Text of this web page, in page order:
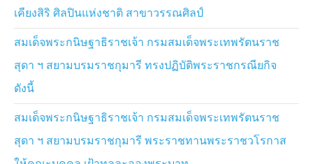
สนองงานเจ้าอาวาสในการพัฒนาวัดมาโดยลำดับ จนได้รับ
ความไว้วางใจให้ปฏิบัติหน้าที่ในตำแหน่งต่าง ๆ เช่น ผู้ช่วย
เจ้าอาวาสวัดทองนพคุณ เจ้าอาวาสวัดทองนพคุณ และเป็น
เจ้าคณะภาค 11, งานด้านการศึกษา ถือว่าเป็นงานที่พระ
พรหมวชิรธีรคุณ มีความถนัด ที่ผ่านมาได้ทำหน้าที่ต่างๆ
เช่น เป็นอาจารย์สอนประจำโรงเรียนพระปริยัติธรรมส่วน
กลางของคณะสงฆ์ วัดสามพระยา ได้อุทิศแรงกายและสติ
ปัญญาในการทำงาน เพื่อการศึกษาพระปริยัติธรรม แผนก
บาลี นอกจากนี้ ได้จัดตั้งทุนสงเคราะห์นักเรียน ชื่อ "ทุน
ประถม มัธยม อุดมศึกษา วัดทองนพคุณ" โดยได้นำดอกผล
เคียงสิริ ศิลปินแห่งชาติ สาขาวรรณศิลป์
สมเด็จพระกนิษฐาธิราชเจ้า กรมสมเด็จพระเทพรัตนราช
สุดา ฯ สยามบรมราชกุมารี ทรงปฏิบัติพระราชกรณียกิจ
ดังนี้
สมเด็จพระกนิษฐาธิราชเจ้า กรมสมเด็จพระเทพรัตนราช
สุดา ฯ สยามบรมราชกุมารี พระราชทานพระราชวโรกาส